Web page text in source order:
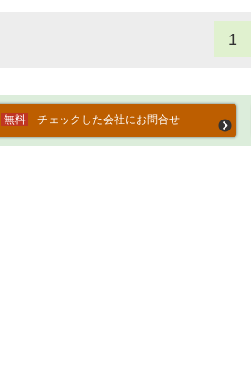
1
チェックした会社にお問合せ